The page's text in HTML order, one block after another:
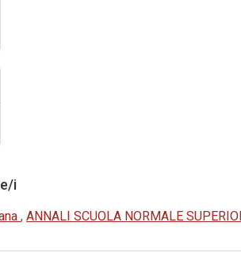
i
, ANNALI SCUOLA NORMALE